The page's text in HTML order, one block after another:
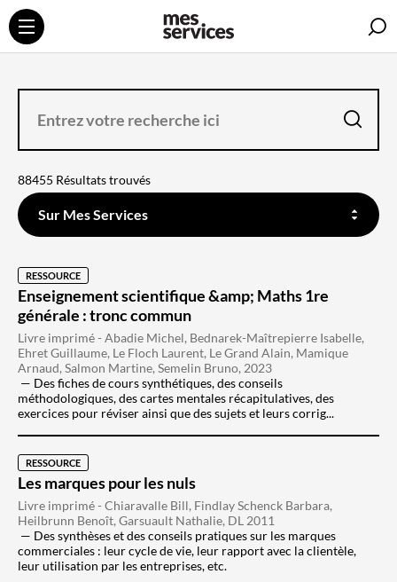
ENTREZ
RECHERCHE
88455 Résultats trouvés
FILTREZ
SUR
QUEL
CONTENU
DOIT
LA
RECHERCHE
Sur Mes Services
RESSOURCE
Enseignement scientifique &amp; Maths 1re
générale : tronc commun
Livre imprimé - Abadie Michel, Bednarek-Maîtrepierre Isabelle,
Ehret Guillaume, Le Floch Laurent, Le Grand Alain, Mamique
Arnaud, Salmon Martine, Semelin Bruno, 2023
Des fiches de cours synthétiques, des conseils
méthodologiques, des cartes mentales récapitulatives, des
exercices pour réviser ainsi que des sujets et leurs corrig...
RESSOURCE
Les marques pour les nuls
Livre imprimé - Chiaravalle Bill, Findlay Schenck Barbara,
Heilbrunn Benoît, Garsuault Nathalie, DL 2011
Des synthèses et des conseils pratiques sur les marques
commerciales : leur cycle de vie, leur rapport avec la clientèle,
leur utilisation par les entreprises, etc.